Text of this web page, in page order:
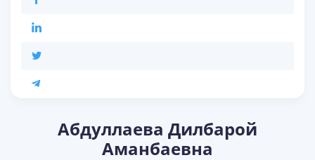
Абдуллаева Дилбарой
Аманбаевна